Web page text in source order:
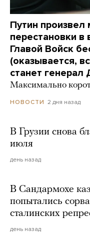
Путин
перестановки
Главой Войск
(оказывается,
станет
Максимально
НОВОСТИ 2 дня назад
В Грузии снова
июля
день назад
В Сандармохе
попытались
сталинских
день назад